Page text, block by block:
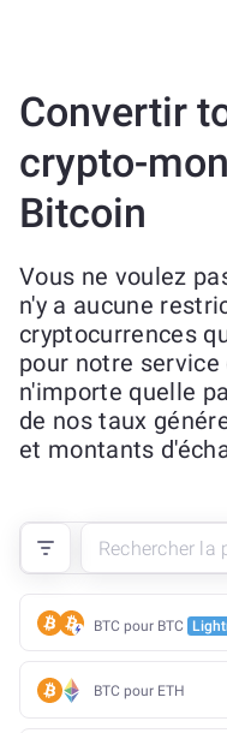
Convertir
crypto-
Bitcoin
Vous ne voulez
n'y a aucune
cryptocurrences
pour notre service
n'importe quelle
de nos taux
et montants
BTC pour BTC
BTC pour ETH